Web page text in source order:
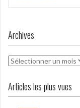
Archives
Archives
Articles les plus vues